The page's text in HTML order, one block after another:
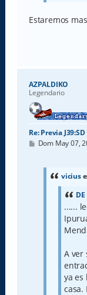
Estaremos
AZPALDIKO
Legendario
Re: Previa
M
Dom May 07,
vicius
DE
......
A ver
ya es
casa.